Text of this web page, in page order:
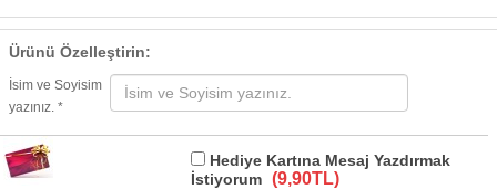
Ürünü Özelleştirin:
İsim ve Soyisim
yazınız. *
Hediye Kartına Mesaj Yazdırmak
İstiyorum (9,90TL)